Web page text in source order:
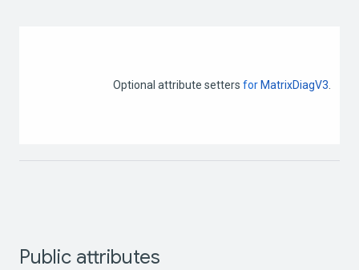
Optional attribute setters for MatrixDiagV3
Public attributes